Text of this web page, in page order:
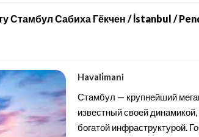
Стамбул Сабиха Гёкчен / İstanbul /
Havali̇mani
Стамбул — крупнейший
известный своей
богатой инфраструктурой.